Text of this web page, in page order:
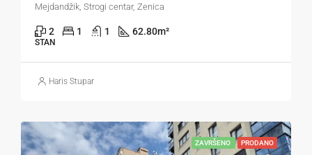
Mejdandžik, Strogi centar, Zenica
2 1 1 62.80m²
STAN
Haris Stupar
ZAVRŠENO PRODANO